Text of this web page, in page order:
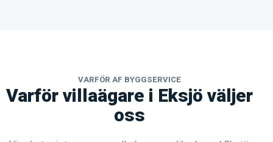
VARFÖR AF BYGGSERVICE
Varför villaägare i Eksjö väljer
oss